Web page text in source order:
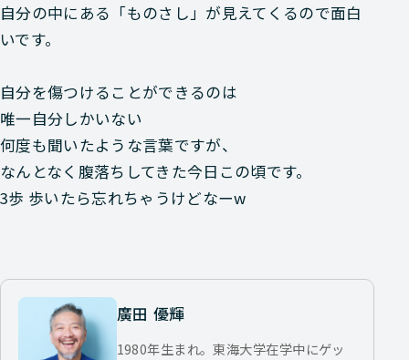
自分の中にある「ものさし」が見えてくるので面白
いです。
自分を傷つけることができるのは
唯一自分しかいない
何度も聞いたような言葉ですが、
なんとなく腹落ちしてきた今日この頃です。
3歩 歩いたら忘れちゃうけどなーw
廣田 優輝
1980年生まれ。東海大学在学中にゲッ